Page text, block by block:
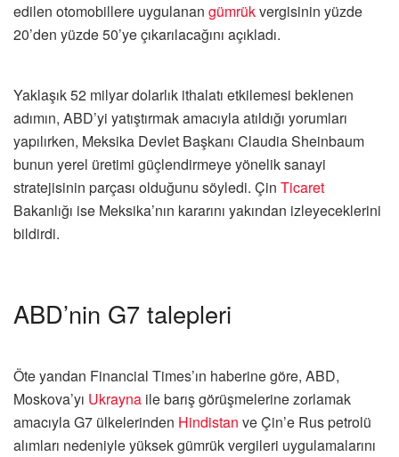
edilen otomobillere uygulanan gümrükvergisinin yüzde
20’den yüzde 50’ye çıkarılacağını açıkladı.
Yaklaşık 52 milyar dolarlık ithalatı etkilemesi beklenen
adımın, ABD’yi yatıştırmak amacıyla atıldığı yorumları
yapılırken, Meksika Devlet Başkanı Claudia Sheinbaum
bunun yerel üretimi güçlendirmeye yönelik sanayi
stratejisinin parçası olduğunu söyledi. Çin Ticaret
Bakanlığı ise Meksika’nın kararını yakından izleyeceklerini
bildirdi.
ABD’nin G7 talepleri
Öte yandan Financial Times’ın haberine göre, ABD,
Moskova’yı Ukrayna ile barış görüşmelerine zorlamak
amacıyla G7 ülkelerinden Hindistan ve Çin’e Rus petrolü
alımları nedeniyle yüksek gümrük vergileri uygulamalarını